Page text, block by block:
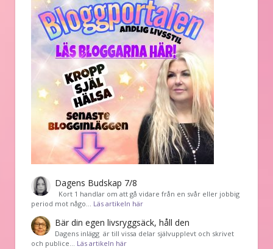
Dagens Budskap 7/8
Kort 1 handlar om att gå vidare från en svår eller jobbig
period mot någo… Läs artikeln här
Bär din egen livsryggsäck, håll den
Dagens inlägg är till vissa delar självupplevt och skrivet
och publice… Läs artikeln här